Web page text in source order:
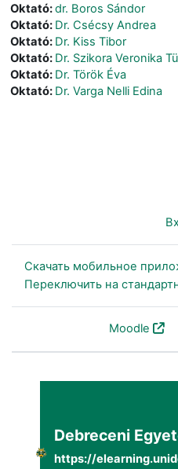
Oktató:dr. Boros Sándor
Oktató: Dr. Csécsy Andrea
Oktató: Dr. Kiss Tibor
Oktató: Dr. Szikora Veronika
Oktató: Dr. Török Éva
Oktató: Dr. Varga Nelli Edina
Скачать мобильное
Переключить на
Moodle
Debreceni
https://